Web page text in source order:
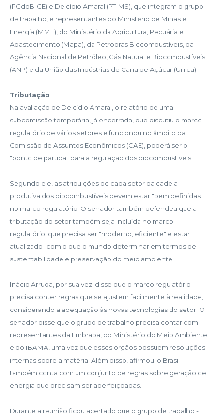
(PCdoB-CE) e Delcídio Amaral (PT-MS), que integram o grupo
de trabalho, e representantes do Ministério de Minas e
Energia (MME), do Ministério da Agricultura, Pecuária e
Abastecimento (Mapa), da Petrobras Biocombustíveis, da
Agência Nacional de Petróleo, Gás Natural e Biocombustíveis
(ANP) e da União das Indústrias de Cana de Açúcar (Unica).
Tributação
Na avaliação de Delcídio Amaral, o relatório de uma
subcomissão temporária, já encerrada, que discutiu o marco
regulatório de vários setores e funcionou no âmbito da
Comissão de Assuntos Econômicos (CAE), poderá ser o
"ponto de partida" para a regulação dos biocombustíveis.
Segundo ele, as atribuições de cada setor da cadeia
produtiva dos biocombustíveis devem estar "bem definidas"
no marco regulatório. O senador também defendeu que a
tributação do setor também seja incluída no marco
regulatório, que precisa ser "moderno, eficiente" e estar
atualizado "com o que o mundo determinar em termos de
sustentabilidade e preservação do meio ambiente".
Inácio Arruda, por sua vez, disse que o marco regulatório
precisa conter regras que se ajustem facilmente à realidade,
considerando a adequação às novas tecnologias do setor. O
senador disse que o grupo de trabalho precisa contar com
representantes da Embrapa, do Ministério do Meio Ambiente
e do IBAMA, uma vez que esses orgãos possuem resoluções
internas sobre a matéria. Além disso, afirmou, o Brasil
também conta com um conjunto de regras sobre geração de
energia que precisam ser aperfeiçoadas.
Durante a reunião ficou acertado que o grupo de trabalho -